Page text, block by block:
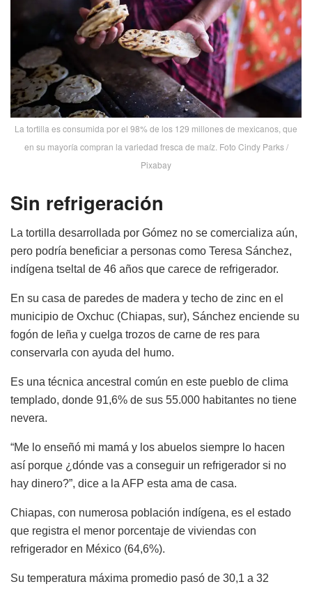
La tortilla es consumida por el 98% de los 129 millones de mexicanos, que
en su mayoría compran la variedad fresca de maíz. Foto Cindy Parks /
Pixabay
Sin refrigeración
La tortilla desarrollada por Gómez no se comercializa aún,
pero podría beneficiar a personas como Teresa Sánchez,
indígena tseltal de 46 años que carece de refrigerador.
En su casa de paredes de madera y techo de zinc en el
municipio de Oxchuc (Chiapas, sur), Sánchez enciende su
fogón de leña y cuelga trozos de carne de res para
conservarla con ayuda del humo.
Es una técnica ancestral común en este pueblo de clima
templado, donde 91,6% de sus 55.000 habitantes no tiene
nevera.
“Me lo enseñó mi mamá y los abuelos siempre lo hacen
así porque ¿dónde vas a conseguir un refrigerador si no
hay dinero?”, dice a la AFP esta ama de casa.
Chiapas, con numerosa población indígena, es el estado
que registra el menor porcentaje de viviendas con
refrigerador en México (64,6%).
Su temperatura máxima promedio pasó de 30,1 a 32